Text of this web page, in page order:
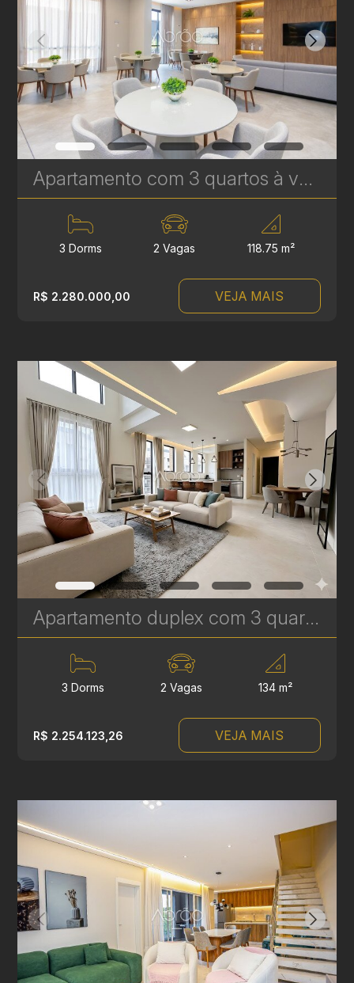
Apartamento com 3 quartos à venda no Água Verde - 118,75 m² - Le Sense | Ref. 1778
3 Dorms 2 Vagas 118.75 m²
R$ 2.280.000,00 VEJA MAIS
Apartamento duplex com 3 quartos à venda no Bigorrilho – 134m² – Brooklyn | Ref 622
3 Dorms 2 Vagas 134 m²
R$ 2.254.123,26 VEJA MAIS